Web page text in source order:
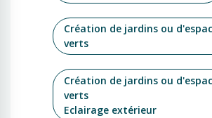
Création de jardins ou
verts
Création de jardins ou
verts
Eclairage extérieur